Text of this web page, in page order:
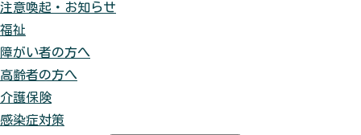
注意喚起・お知らせ
福祉
障がい者の方へ
高齢者の方へ
介護保険
感染症対策